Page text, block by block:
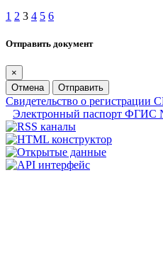
1 2 3 4 5 6
Отправить документ
×
Отмена
Отправить
Свидетельство о
Электронный паспорт ФГИС